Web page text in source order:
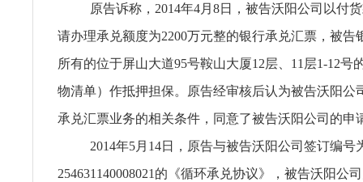
原告诉称，2014年4月8日，被告沃阳公司以付
请办理承兑额度为2200万元整的银行承兑汇票，被告
所有的位于屏山大道95号鞍山大厦12层、11层1-12号
物清单）作抵押担保。原告经审核后认为被告沃阳公
承兑汇票业务的相关条件，同意了被告沃阳公司的申
2014年5月14日，原告与被告沃阳公司签订编号
254631140008021的《循环承兑协议》，被告沃阳公